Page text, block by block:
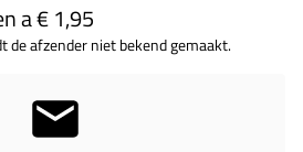
a € 1,95
de afzender niet bekend gemaakt.